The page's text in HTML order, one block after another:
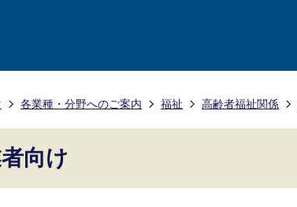
各業種・分野へのご案内 福祉 高齢者福祉関係
向け